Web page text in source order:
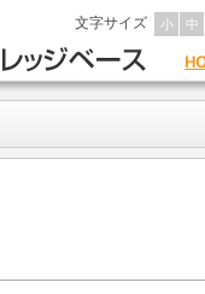
文字サイズ 小 中